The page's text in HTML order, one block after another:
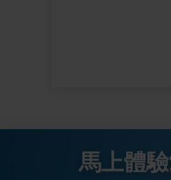
馬上體